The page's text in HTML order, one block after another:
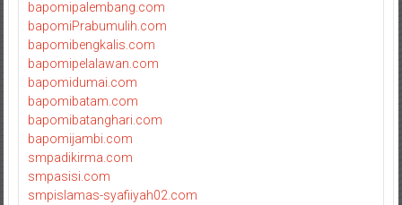
bapomipalembang.com
bapomiPrabumulih.com
bapomibengkalis.com
bapomipelalawan.com
bapomidumai.com
bapomibatam.com
bapomibatanghari.com
bapomijambi.com
smpadikirma.com
smpasisi.com
smpislamas-syafiiyah02.com